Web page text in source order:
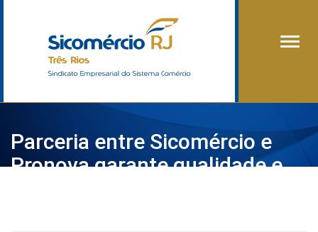
Parceria entre Sicomércio e
Pronova garante qualidade e